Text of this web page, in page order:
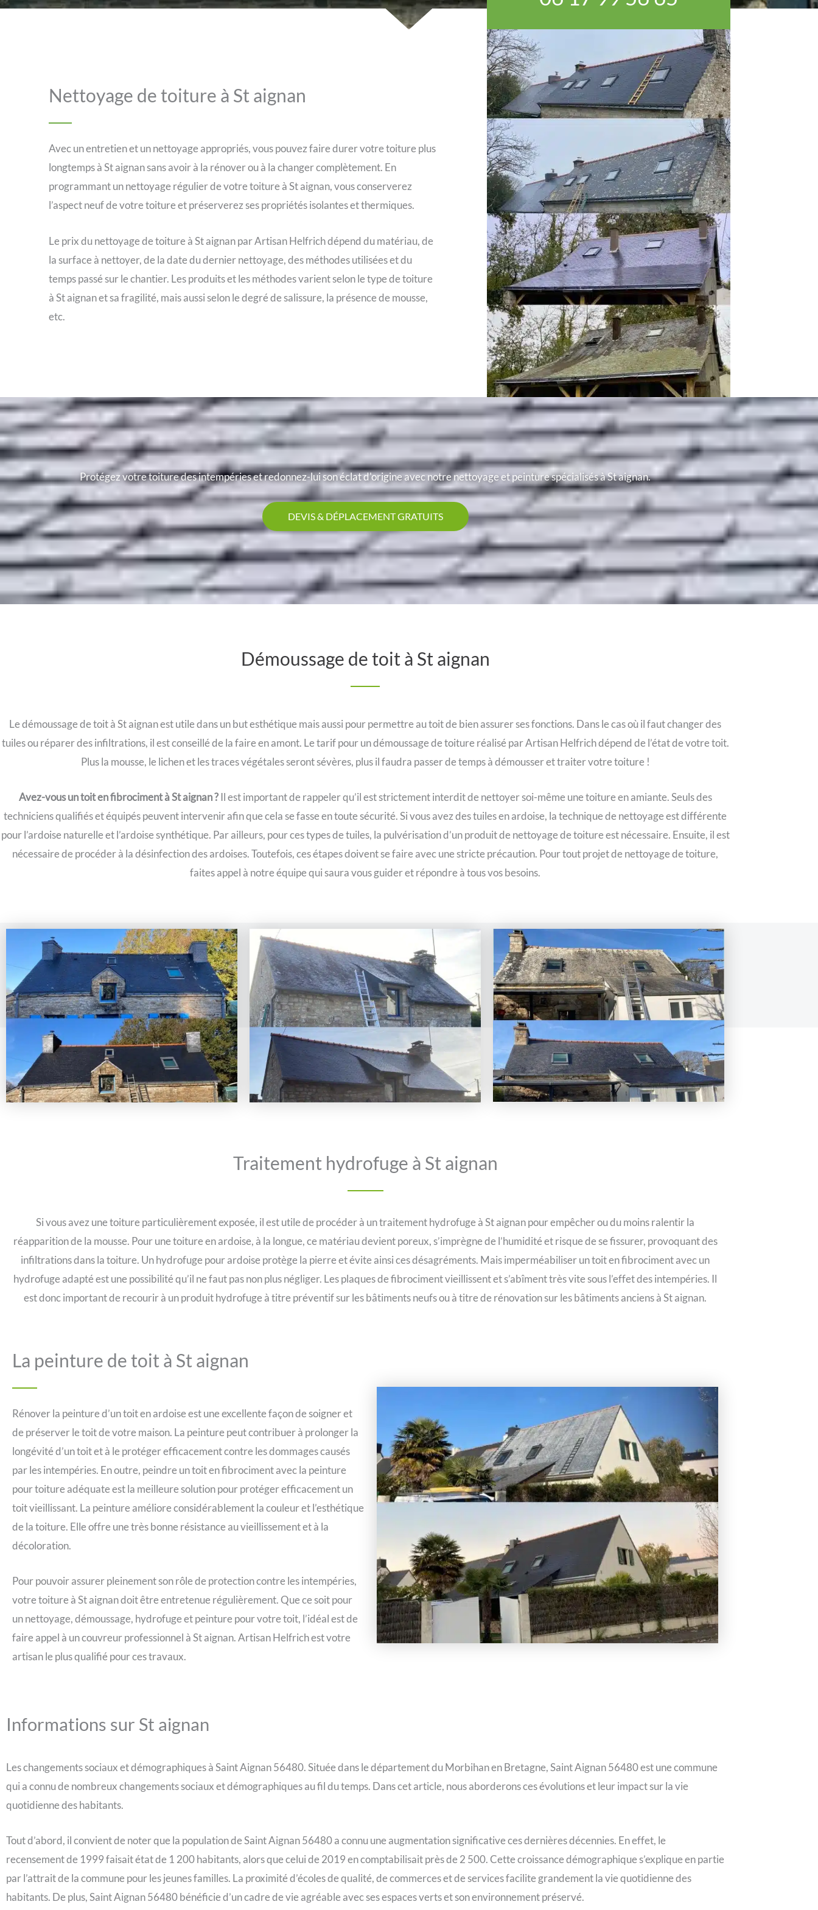
Nettoyage de toiture à St aignan
Avec un entretien et un nettoyage appropriés, vous pouvez faire durer votre toiture plus
longtemps à St aignan sans avoir à la rénover ou à la changer complètement. En
programmant un nettoyage régulier de votre toiture à St aignan, vous conserverez
l’aspect neuf de votre toiture et préserverez ses propriétés isolantes et thermiques.
Le prix du nettoyage de toiture à St aignan par Artisan Helfrich dépend du matériau, de
la surface à nettoyer, de la date du dernier nettoyage, des méthodes utilisées et du
temps passé sur le chantier. Les produits et les méthodes varient selon le type de toiture
à St aignan et sa fragilité, mais aussi selon le degré de salissure, la présence de mousse,
etc.
Protégez votre toiture des intempéries et redonnez-lui son éclat d'origine avec notre nettoyage et peinture spécialisés à St aignan.
DEVIS & DÉPLACEMENT GRATUITS
Démoussage de toit à St aignan
Le démoussage de toit à St aignan est utile dans un but esthétique mais aussi pour permettre au toit de bien assurer ses fonctions. Dans le cas où il faut changer des
tuiles ou réparer des infiltrations, il est conseillé de la faire en amont. Le tarif pour un démoussage de toiture réalisé par Artisan Helfrich dépend de l’état de votre toit.
Plus la mousse, le lichen et les traces végétales seront sévères, plus il faudra passer de temps à démousser et traiter votre toiture !
Avez-vous un toit en fibrociment à St aignan ?Il est important de rappeler qu’il est strictement interdit de nettoyer soi-même une toiture en amiante. Seuls des
techniciens qualifiés et équipés peuvent intervenir afin que cela se fasse en toute sécurité. Si vous avez des tuiles en ardoise, la technique de nettoyage est différente
pour l’ardoise naturelle et l’ardoise synthétique. Par ailleurs, pour ces types de tuiles, la pulvérisation d’un produit de nettoyage de toiture est nécessaire. Ensuite, il est
nécessaire de procéder à la désinfection des ardoises. Toutefois, ces étapes doivent se faire avec une stricte précaution. Pour tout projet de nettoyage de toiture,
faites appel à notre équipe qui saura vous guider et répondre à tous vos besoins.
Traitement hydrofuge à St aignan
Si vous avez une toiture particulièrement exposée, il est utile de procéder à un traitement hydrofuge à St aignan pour empêcher ou du moins ralentir la
réapparition de la mousse. Pour une toiture en ardoise, à la longue, ce matériau devient poreux, s’imprègne de l’humidité et risque de se fissurer, provoquant des
infiltrations dans la toiture. Un hydrofuge pour ardoise protège la pierre et évite ainsi ces désagréments. Mais imperméabiliser un toit en fibrociment avec un
hydrofuge adapté est une possibilité qu’il ne faut pas non plus négliger. Les plaques de fibrociment vieillissent et s’abîment très vite sous l’effet des intempéries. Il
est donc important de recourir à un produit hydrofuge à titre préventif sur les bâtiments neufs ou à titre de rénovation sur les bâtiments anciens à St aignan.
La peinture de toit à St aignan
Rénover la peinture d’un toit en ardoise est une excellente façon de soigner et
de préserver le toit de votre maison. La peinture peut contribuer à prolonger la
longévité d’un toit et à le protéger efficacement contre les dommages causés
par les intempéries. En outre, peindre un toit en fibrociment avec la peinture
pour toiture adéquate est la meilleure solution pour protéger efficacement un
toit vieillissant. La peinture améliore considérablement la couleur et l’esthétique
de la toiture. Elle offre une très bonne résistance au vieillissement et à la
décoloration.
Pour pouvoir assurer pleinement son rôle de protection contre les intempéries,
votre toiture à St aignan doit être entretenue régulièrement. Que ce soit pour
un nettoyage, démoussage, hydrofuge et peinture pour votre toit, l’idéal est de
faire appel à un couvreur professionnel à St aignan. Artisan Helfrich est votre
artisan le plus qualifié pour ces travaux.
Informations sur St aignan
Les changements sociaux et démographiques à Saint Aignan 56480. Située dans le département du Morbihan en Bretagne, Saint Aignan 56480 est une commune
qui a connu de nombreux changements sociaux et démographiques au fil du temps. Dans cet article, nous aborderons ces évolutions et leur impact sur la vie
quotidienne des habitants.
Tout d’abord, il convient de noter que la population de Saint Aignan 56480 a connu une augmentation significative ces dernières décennies. En effet, le
recensement de 1999 faisait état de 1 200 habitants, alors que celui de 2019 en comptabilisait près de 2 500. Cette croissance démographique s’explique en partie
par l’attrait de la commune pour les jeunes familles. La proximité d’écoles de qualité, de commerces et de services facilite grandement la vie quotidienne des
habitants. De plus, Saint Aignan 56480 bénéficie d’un cadre de vie agréable avec ses espaces verts et son environnement préservé.